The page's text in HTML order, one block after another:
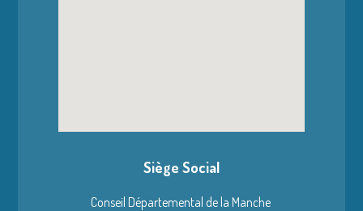
Siège Social
Conseil Départemental de la Manche